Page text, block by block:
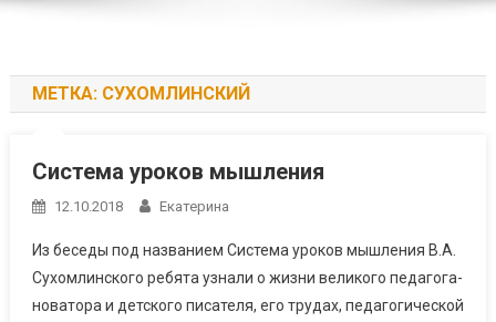
МЕТКА: СУХОМЛИНСКИЙ
Система уроков мышления
12.10.2018 Екатерина
Из беседы под названием Система уроков мышления В.А.
Сухомлинского ребята узнали о жизни великого педагога-
новатора и детского писателя, его трудах, педагогической